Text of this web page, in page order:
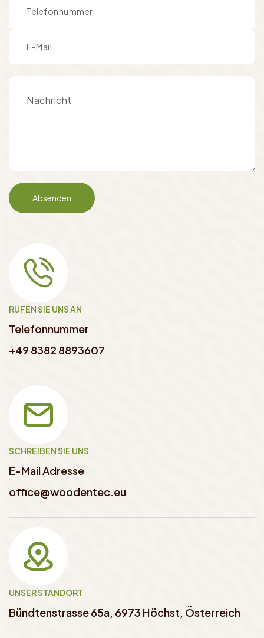
RUFEN SIE UNS AN
Telefonnummer
+49 8382 8893607
SCHREIBEN SIE UNS
E-Mail Adresse
office@woodentec.eu
UNSER STANDORT
Bündtenstrasse 65a, 6973 Höchst, Österreich